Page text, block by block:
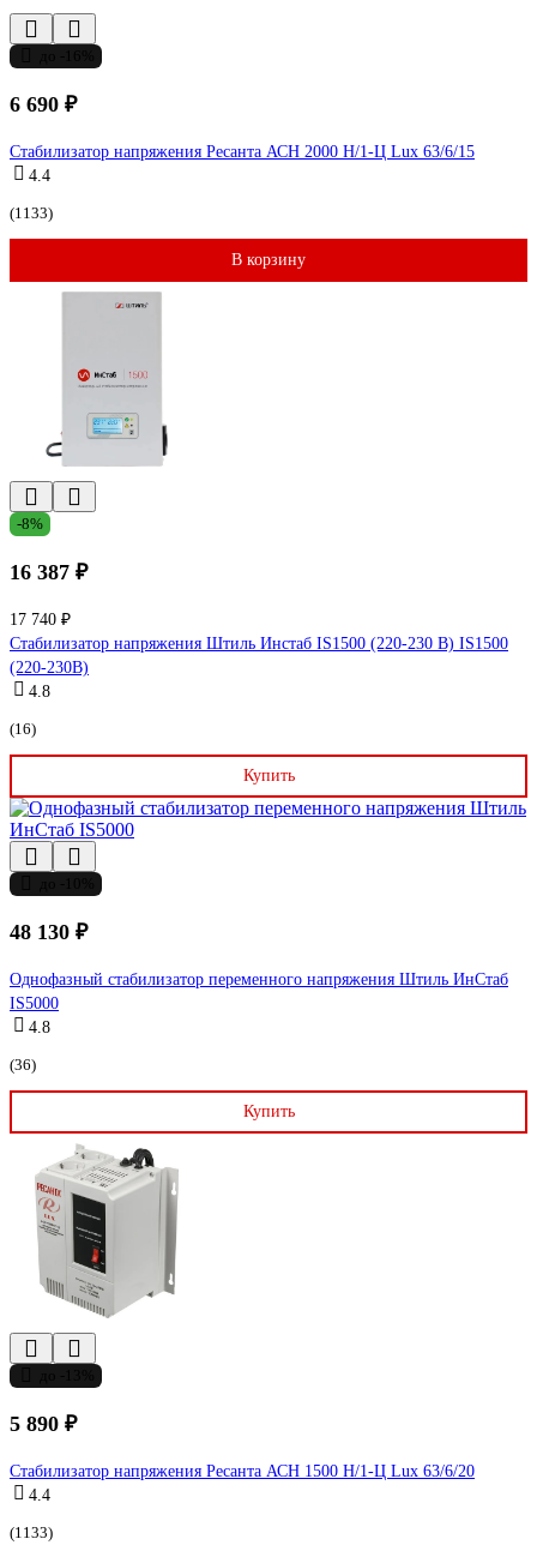
6 690 ₽
Стабилизатор напряжения Ресанта АСН 2000 Н/1-Ц Lux 63/6/15
4.4
(1133)
В корзину
-8%
16 387 ₽
17 740 ₽
Стабилизатор напряжения Штиль Инстаб IS1500 (220-230 В) IS1500
(220-230В)
4.8
(16)
Купить
48 130 ₽
Однофазный стабилизатор переменного напряжения Штиль ИнСтаб
IS5000
4.8
(36)
Купить
5 890 ₽
Стабилизатор напряжения Ресанта АСН 1500 Н/1-Ц Lux 63/6/20
4.4
(1133)